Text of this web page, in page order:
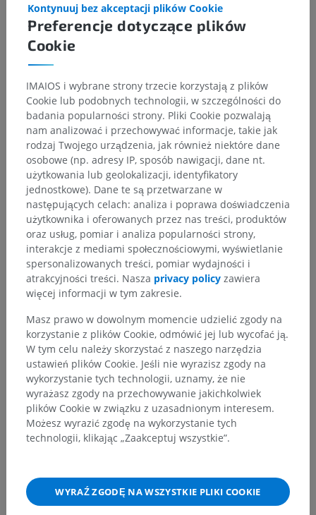
Ciało ludzkie> Układy mięśniowo-szkieletowe
Układ szkieletowy > Kości> Kość >
Jama szpikowa kości
Szpik kostny
Szpik kostny czerwony
Powiązane struktury:Nie istnieją struktury powiązane
z tą częścią ciała
Anatomia człowieka 1
Tłumaczenia
Zauważyłeś błąd?
Zachęcamy do przesyłania sugestii poprawek,
tłumaczeń lub innych treści, które przełożą się na
lepszą jakość materiałów.
Zgłoś problem
POBIERZ APLIKACJĘ
Preferencje dotyczące plików
Cookie
Kontynuuj bez akceptacji plików Cookie
IMAIOS i wybrane strony trzecie korzystają z plików
Cookie lub podobnych technologii, w szczególności do
badania popularności strony. Pliki Cookie pozwalają
nam analizować i przechowywać informacje, takie jak
rodzaj Twojego urządzenia, jak również niektóre dane
osobowe (np. adresy IP, sposób nawigacji, dane nt.
użytkowania lub geolokalizacji, identyfikatory
jednostkowe). Dane te są przetwarzane w
następujących celach: analiza i poprawa doświadczenia
użytkownika i oferowanych przez nas treści, produktów
oraz usług, pomiar i analiza popularności strony,
interakcje z mediami społecznościowymi, wyświetlanie
spersonalizowanych treści, pomiar wydajności i
atrakcyjności treści. Nasza privacy policy zawiera
więcej informacji w tym zakresie.
Masz prawo w dowolnym momencie udzielić zgody na
korzystanie z plików Cookie, odmówić jej lub wycofać ją.
W tym celu należy skorzystać z naszego narzędzia
ustawień plików Cookie. Jeśli nie wyrazisz zgody na
wykorzystanie tych technologii, uznamy, że nie
wyrażasz zgody na przechowywanie jakichkolwiek
plików Cookie w związku z uzasadnionym interesem.
Możesz wyrazić zgodę na wykorzystanie tych
technologii, klikając „Zaakceptuj wszystkie”.
WYRAŹ ZGODĘ NA WSZYSTKIE PLIKI COOKIE